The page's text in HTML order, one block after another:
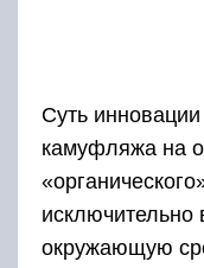
Суть
камуфляжа на
исключительно
окружающую